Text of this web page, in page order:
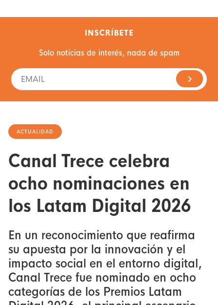
INSCRÍBETE
Solo noticias de interés, nada de spam
ACTUALIDAD
Canal Trece celebra
ocho nominaciones en
los Latam Digital 2026
En un reconocimiento que reafirma
su apuesta por la innovación y el
impacto social en el entorno digital,
Canal Trece fue nominado en ocho
categorías de los Premios Latam